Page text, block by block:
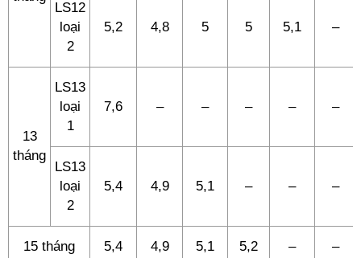
LS12
loại
2
5,2 4,8 5 5 5,1 –
13
tháng
LS13
loại
1
7,6 – – – – –
LS13
loại
2
5,4 4,9 5,1 – – –
15 tháng 5,4 4,9 5,1 5,2 – –